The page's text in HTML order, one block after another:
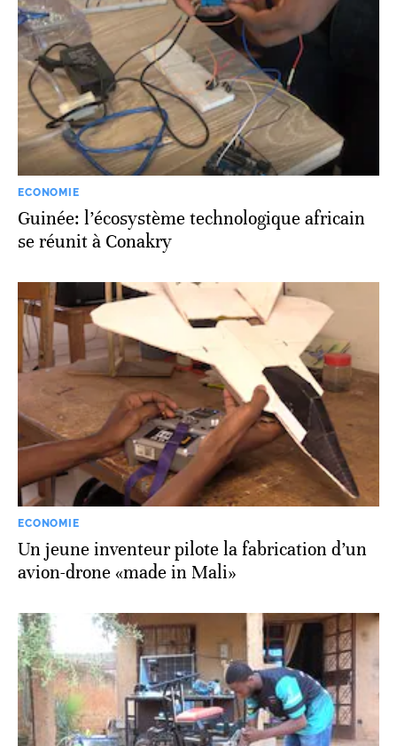
ECONOMIE
Guinée: l’écosystème technologique africain
se réunit à Conakry
ECONOMIE
Un jeune inventeur pilote la fabrication d’un
avion-drone «made in Mali»